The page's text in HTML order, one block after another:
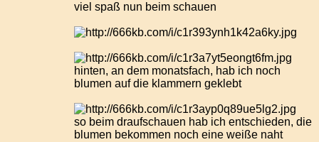
viel spaß nun beim schauen
hinten, an dem monatsfach, hab ich noch
blumen auf die klammern geklebt
so beim draufschauen hab ich entschieden, die
blumen bekommen noch eine weiße naht